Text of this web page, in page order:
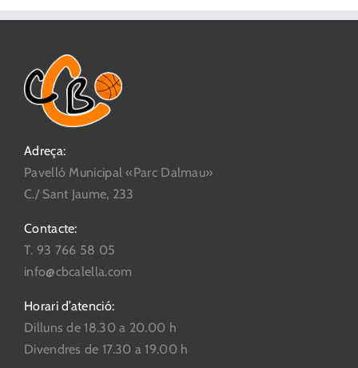
Adreça:
Pavelló Municipal «Parc Dalmau»
C./ Sant Jaume, 233
Contacte:
T. 93 766 58 05
info@cbcalella.com
Horari d’atenció:
Dilluns de 18.30 a 20.00 h
Divendres de 17.30 a 19.00 h